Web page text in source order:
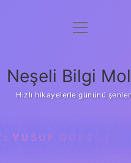
Anasayfa
Yasal Uyarı
menüyü
Neşeli Bilgi
Hızlı hikayelerle gününü
YUSUF GÜRSOY